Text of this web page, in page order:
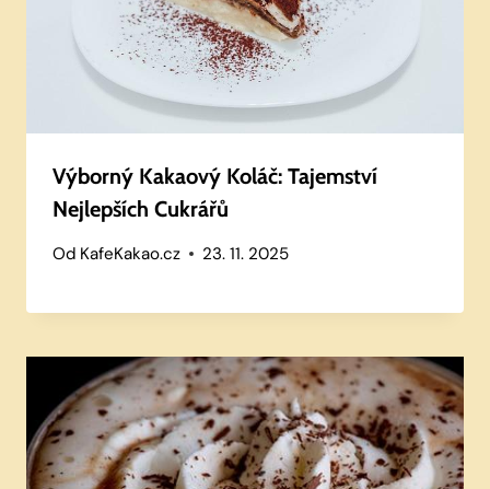
Výborný Kakaový Koláč: Tajemství
Nejlepších Cukrářů
Od KafeKakao.cz 23. 11. 2025